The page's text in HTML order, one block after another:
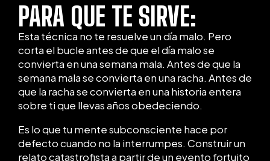
PARA QUE TE SIRVE:
Esta técnica no te resuelve un día malo. Pero
corta el bucle antes de que el día malo se
convierta en una semana mala. Antes de que la
semana mala se convierta en una racha. Antes de
que la racha se convierta en una historia entera
sobre ti que llevas años obedeciendo.
Es lo que tu mente subconsciente hace por
defecto cuando no la interrumpes. Construir un
relato catastrofista a partir de un evento fortuito